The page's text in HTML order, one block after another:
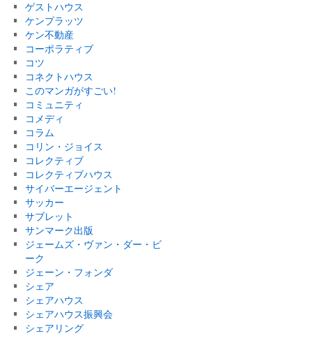
ゲストハウス
ケンプラッツ
ケン不動産
コーポラティブ
コツ
コネクトハウス
このマンガがすごい!
コミュニティ
コメディ
コラム
コリン・ジョイス
コレクティブ
コレクティブハウス
サイバーエージェント
サッカー
サブレット
サンマーク出版
ジェームズ・ヴァン・ダー・ビ
ーク
ジェーン・フォンダ
シェア
シェアハウス
シェアハウス振興会
シェアリング